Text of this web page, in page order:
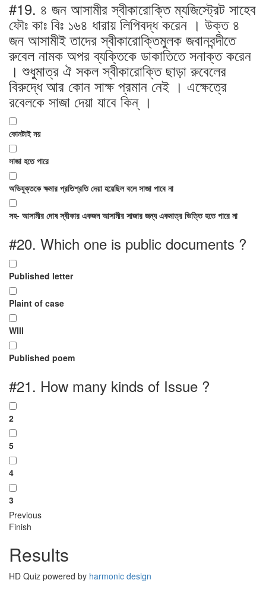
#19. ৪ জন আসামীর স্বীকারোক্তি ম্যজিস্ট্রেট সাহেব
ফৌঃ কাঃ বিঃ ১৬৪ ধারায় লিপিবদ্ধ করেন । উক্ত ৪
জন আসামীই তাদের স্বীকারোক্তিমুলক জবানবন্দীতে
রুবেল নামক অপর ব্যক্তিকে ডাকাতিতে সনাক্ত করেন
। শুধুমাত্র ঐ সকল স্বীকারোক্তি ছাড়া রুবেলের
বিরুদ্ধে আর কোন সাক্ষ প্রমান নেই । এক্ষেত্রে
রবেলকে সাজা দেয়া যাবে কিন্ ।
কোনটাই নয়
সাজা হতে পারে
অভিযুক্তকে ক্ষমার প্রতিশ্রতি দেয়া হয়েছিল বলে সাজা পাবে না
সহ- আসামীর দোষ স্বীকার একজন আসামীর সাজার জন্য একমাত্র ভিত্তি হতে পারে না
#20. Which one is public documents ?
Published letter
Plaint of case
Wlll
Published poem
#21. How many kinds of Issue ?
2
5
4
3
Previous
Finish
Results
HD Quiz powered by harmonic design